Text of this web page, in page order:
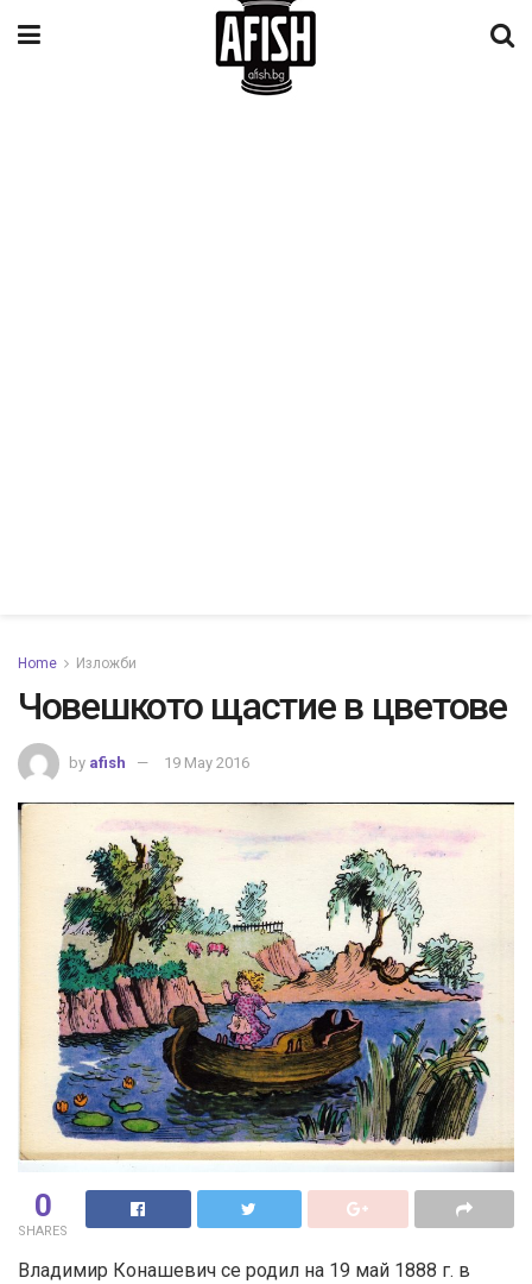
Home Изложби
Човешкото щастие в цветове
by afish 19 May 2016
0
SHARES
Владимир Конашевич се родил на 19 май 1888 г. в